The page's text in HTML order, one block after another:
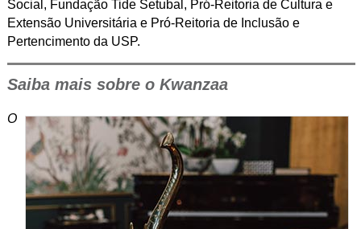
Social, Fundação Tide Setubal, Pró-Reitoria de Cultura e
Extensão Universitária e Pró-Reitoria de Inclusão e
Pertencimento da USP.
Saiba mais sobre o Kwanzaa
O